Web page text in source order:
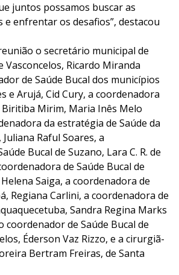
juntos possamos buscar as
e enfrentar os desafios”, destacou
o secretário municipal de
Vasconcelos, Ricardo Miranda
de Saúde Bucal dos municípios
e Arujá, Cid Cury, a coordenadora
Biritiba Mirim, Maria Inês Melo
da estratégia de Saúde da
Raful Soares, a
Bucal de Suzano, Lara C. R. de
de Saúde Bucal de
Saiga, a coordenadora de
Regiana Carlini, a coordenadora de
Sandra Regina Marks
coordenador de Saúde Bucal de
Éderson Vaz Rizzo, e a cirurgiã-
Bertram Freiras, de Santa